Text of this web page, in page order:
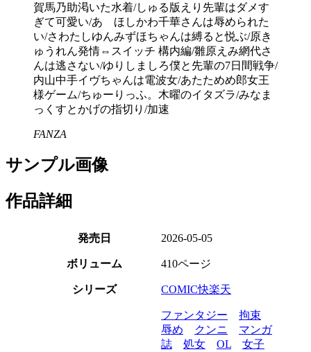
賀馬乃助渇いた水着/しゅる版えり先輩はダメす
ぎて可愛い/あゝほしかわ千華さんは辱められた
い/さわたしゆんみずほちゃんは縛ると悦ぶ/原き
ゅうれん発情⇔スイッチ 構内編/雛原えみ網代さ
んは逃さない/ゆりしましろ僕と先輩の7日間戦争/
内山中手イヴちゃんは電波女/あたためめ郎女王
様ゲーム/ちゅーりっふ。木曜のイタズラ/みなま
っくすとかげの指切り/加速
FANZA
サンプル画像
作品詳細
発売日 2026-05-05
ボリューム 410ページ
シリーズ COMIC快楽天
ファンタジー
拘束
辱め
クンニ
マンガ
誌
処女 OL
女子